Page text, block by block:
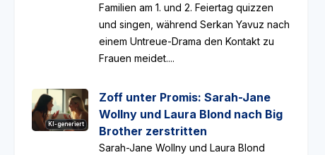
Familien am 1. und 2. Feiertag quizzen
und singen, während Serkan Yavuz nach
einem Untreue-Drama den Kontakt zu
Frauen meidet....
KI-generiert
Zoff unter Promis: Sarah-Jane
Wollny und Laura Blond nach Big
Brother zerstritten
Sarah-Jane Wollny und Laura Blond